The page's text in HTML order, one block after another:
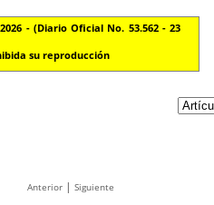
- (Diario Oficial No. 53.562 - 23
su reproducción
Anterior | Siguiente